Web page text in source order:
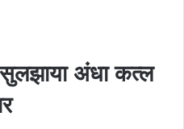
अंधा कत्ल